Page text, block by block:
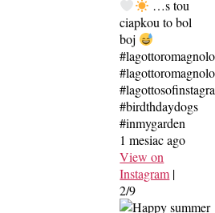
…s tou
ciapkou to bol
boj
#birdthdaydogs
#inmygarden
1 mesiac ago
View on
Instagram |
2/9